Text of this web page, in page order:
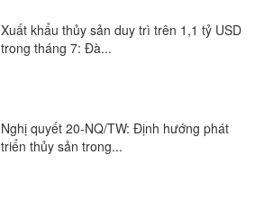
Xuất khẩu thủy sản duy trì trên 1,1 tỷ USD
trong tháng 7: Đà...
Nghị quyết 20-NQ/TW: Định hướng phát
triển thủy sản trong...